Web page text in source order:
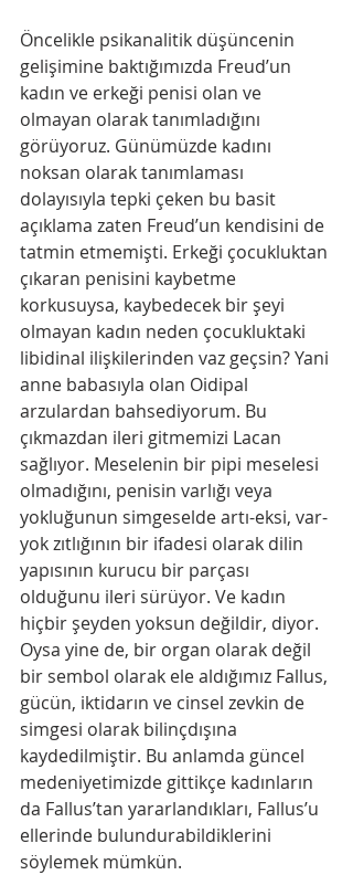
Öncelikle psikanalitik düşüncenin
gelişimine baktığımızda Freud’un
kadın ve erkeği penisi olan ve
olmayan olarak tanımladığını
görüyoruz. Günümüzde kadını
noksan olarak tanımlaması
dolayısıyla tepki çeken bu basit
açıklama zaten Freud’un kendisini de
tatmin etmemişti. Erkeği çocukluktan
çıkaran penisini kaybetme
korkusuysa, kaybedecek bir şeyi
olmayan kadın neden çocukluktaki
libidinal ilişkilerinden vaz geçsin? Yani
anne babasıyla olan Oidipal
arzulardan bahsediyorum. Bu
çıkmazdan ileri gitmemizi Lacan
sağlıyor. Meselenin bir pipi meselesi
olmadığını, penisin varlığı veya
yokluğunun simgeselde artı-eksi, var-
yok zıtlığının bir ifadesi olarak dilin
yapısının kurucu bir parçası
olduğunu ileri sürüyor. Ve kadın
hiçbir şeyden yoksun değildir, diyor.
Oysa yine de, bir organ olarak değil
bir sembol olarak ele aldığımız Fallus,
gücün, iktidarın ve cinsel zevkin de
simgesi olarak bilinçdışına
kaydedilmiştir. Bu anlamda güncel
medeniyetimizde gittikçe kadınların
da Fallus’tan yararlandıkları, Fallus’u
ellerinde bulundurabildiklerini
söylemek mümkün.